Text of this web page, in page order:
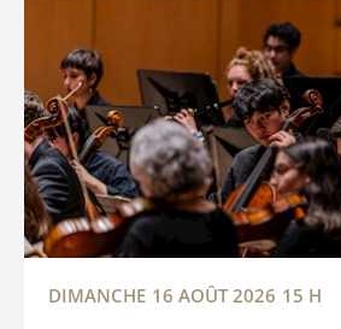
DIMANCHE 16 AOÛT 2026 15 H